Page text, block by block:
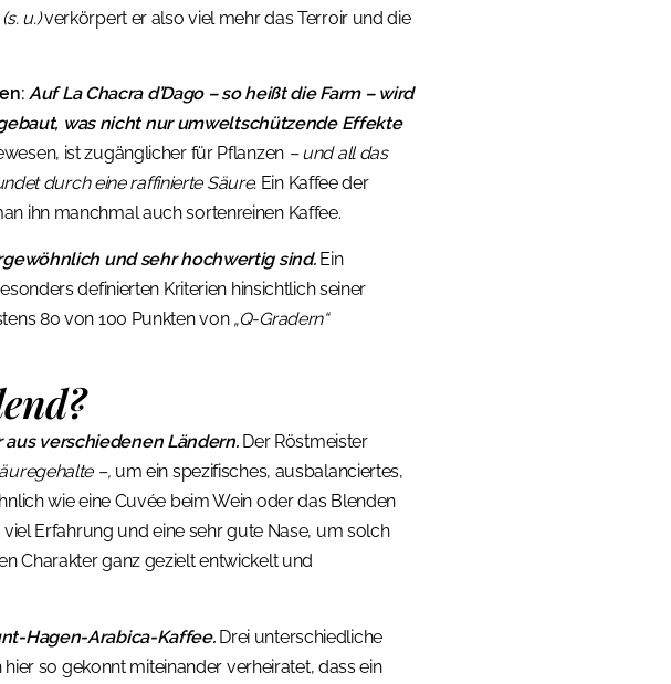
(s. u.)verkörpert er also viel mehr das Terroir und die
Auf La Chacra d’Dago – so heißt die Farm – wird
was nicht nur umweltschützende Effekte
ist zugänglicher für Pflanzen – und all das
durch eine raffinierte Säure. Ein Kaffee der
ihn manchmal auch sortenreinen Kaffee.
und sehr hochwertig sind.Ein
definierten Kriterien hinsichtlich seiner
80 von 100 Punkten von „Q-Gradern“
aus verschiedenen Ländern.Der Röstmeister
–, um ein spezifisches, ausbalanciertes,
wie eine Cuvée beim Wein oder das Blenden
Erfahrung und eine sehr gute Nase, um solch
Charakter ganz gezielt entwickelt und
Hagen-Arabica-Kaffee.Drei unterschiedliche
so gekonnt miteinander verheiratet, dass ein